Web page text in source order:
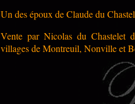
Un des époux de Claude du
Vente par Nicolas du Chastelet
villages de Montreuil, Nonville et